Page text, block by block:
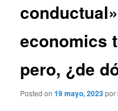
economics
pero, ¿de
Posted on19 mayo, 2023por